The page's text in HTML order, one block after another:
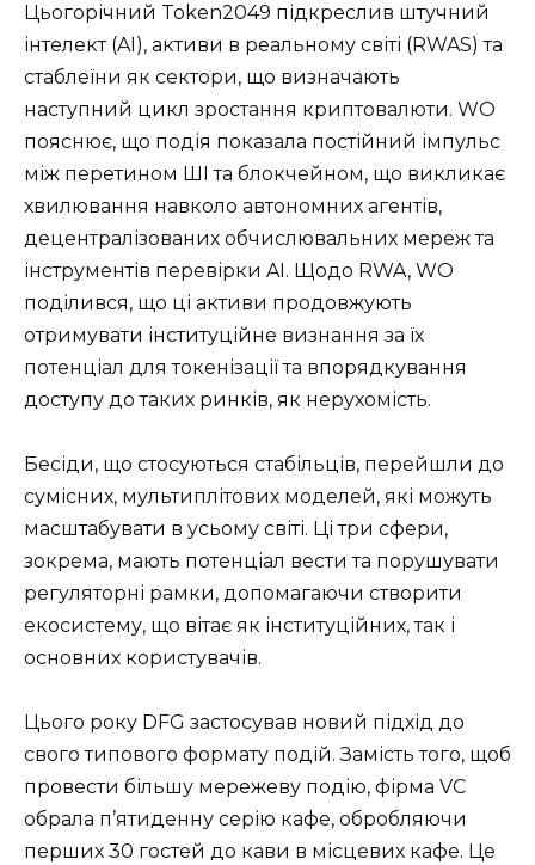
Цьогорічний Token2049 підкреслив штучний
інтелект (AI), активи в реальному світі (RWAS) та
стаблеїни як сектори, що визначають
наступний цикл зростання криптовалюти. WO
пояснює, що подія показала постійний імпульс
між перетином ШІ та блокчейном, що викликає
хвилювання навколо автономних агентів,
децентралізованих обчислювальних мереж та
інструментів перевірки AI. Щодо RWA, WO
поділився, що ці активи продовжують
отримувати інституційне визнання за їх
потенціал для токенізації та впорядкування
доступу до таких ринків, як нерухомість.
Бесіди, що стосуються стабільців, перейшли до
сумісних, мультиплітових моделей, які можуть
масштабувати в усьому світі. Ці три сфери,
зокрема, мають потенціал вести та порушувати
регуляторні рамки, допомагаючи створити
екосистему, що вітає як інституційних, так і
основних користувачів.
Цього року DFG застосував новий підхід до
свого типового формату подій. Замість того, щоб
провести більшу мережеву подію, фірма VC
обрала п’ятиденну серію кафе, обробляючи
перших 30 гостей до кави в місцевих кафе. Це